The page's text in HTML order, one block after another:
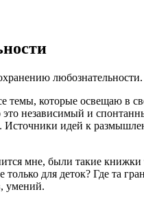
темы, которые освещаю в
независимый и
Источники идей к
мне, были такие
для деток? Где та
умений.